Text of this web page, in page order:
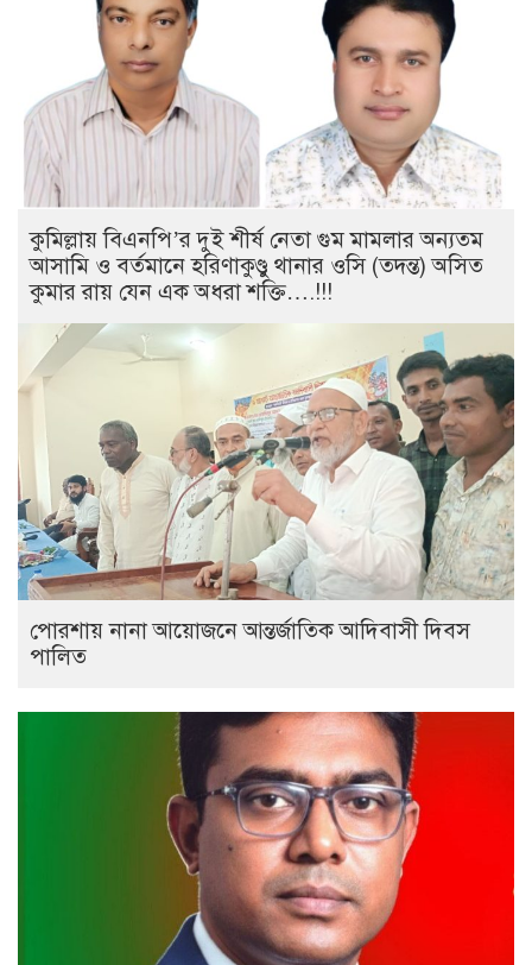
কুমিল্লায় বিএনপি’র দুই শীর্ষ নেতা গুম মামলার অন্যতম
আসামি ও বর্তমানে হরিণাকুণ্ডু থানার ওসি (তদন্ত) অসিত
কুমার রায় যেন এক অধরা শক্তি….!!!
পোরশায় নানা আয়োজনে আন্তর্জাতিক আদিবাসী দিবস
পালিত